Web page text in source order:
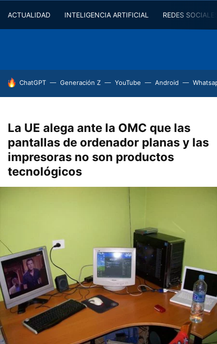
ACTUALIDAD INTELIGENCIA ARTIFICIAL REDES
HOY SE HABLA DE
ChatGPT Generación Z YouTube Android
La UE alega ante la OMC que las
pantallas de ordenador planas y las
impresoras no son productos
tecnológicos